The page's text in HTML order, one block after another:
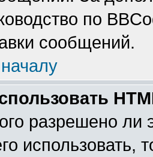
по
сообщений.
разрешено
использовать,